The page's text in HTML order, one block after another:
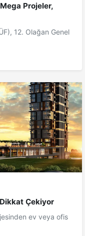
Projeler,
12. Olağan Genel
Çekiyor
ev veya ofis